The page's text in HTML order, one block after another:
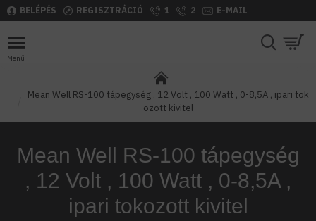
BELÉPÉS REGISZTRÁCIÓ 1 2 E-MAIL
Mean Well RS-100 tápegység , 12 Volt , 100 Watt , 0-8,5A , ipari tok
ozott kivitel
Mean Well RS-100 tápegység
, 12 Volt , 100 Watt , 0-8,5A ,
ipari tokozott kivitel